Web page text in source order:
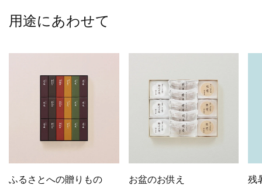
用途にあわせて
ふるさとへの贈りもの お盆のお供え 残